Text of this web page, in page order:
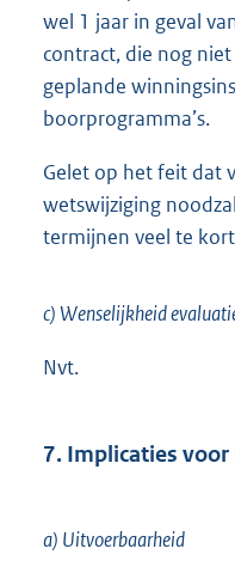
wel 1 jaar in geval
contract, die nog
geplande
boorprogramma’s.
Gelet op het feit dat
wetswijziging
termijnen veel te kort
c) Wenselijkheid
Nvt.
7. Implicaties
a) Uitvoerbaarheid